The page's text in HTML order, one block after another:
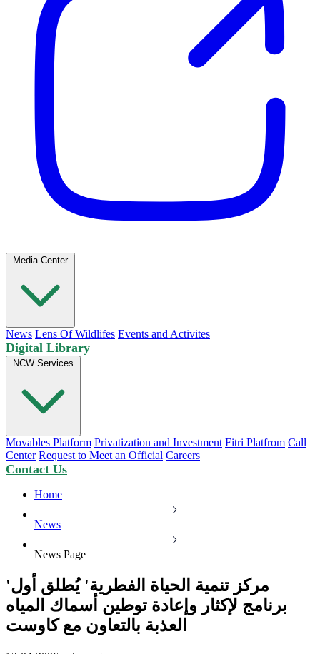
Media Center
News Lens Of Wildlifes Events and Activites
Digital Library
NCW Services
Movables Platform Privatization and Investment Fitri Platfrom Call
Center Request to Meet an Official Careers
Contact Us
Home
News
News Page
'مركز تنمية الحياة الفطرية' يُطلق أول
برنامج لإكثار وإعادة توطين أسماك المياه
العذبة بالتعاون مع كاوست